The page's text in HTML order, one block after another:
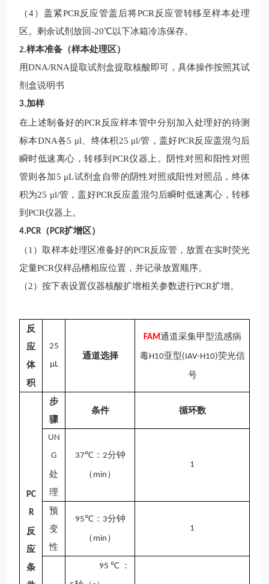
（4）盖紧PCR反应管盖后将PCR反应管转移至样本处理
区。剩余试剂放回-20℃以下冰箱冷冻保存。
2.样本准备（样本处理区）
用DNA/RNA提取试剂盒提取核酸即可，具体操作按照其试
剂盒说明书
3.加样
在上述制备好的PCR反应样本管中分别加入处理好的待测
标本DNA各5 μl、终体积25 μl/管，盖好PCR反应盖混匀后
瞬时低速离心，转移到PCR仪器上。阴性对照和阳性对照
管则各加5 μL试剂盒自带的阴性对照或阳性对照品，终体
积为25 μl/管，盖好PCR反应盖混匀后瞬时低速离心，转移
到PCR仪器上。
4.PCR （PCR扩增区）
（1）取样本处理区准备好的PCR反应管，放置在实时荧光
定量PCR仪样品槽相应位置，并记录放置顺序。
（2）按下表设置仪器核酸扩增相关参数进行PCR扩增。
反
应
体
积
25
μL
通道选择
FAM通道采集甲型流感病
毒H10亚型(IAV-H10)荧光信
号
PC
R
反
应
条
步
骤
条件 循环数
UN
G
处
理
37℃： 2分钟
（ min ）
1
预
变
性
95℃： 3分钟
（ min ）
1
95℃ ：